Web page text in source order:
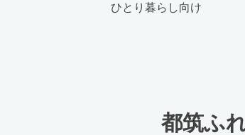
ひとり暮らし向け
都筑ふ